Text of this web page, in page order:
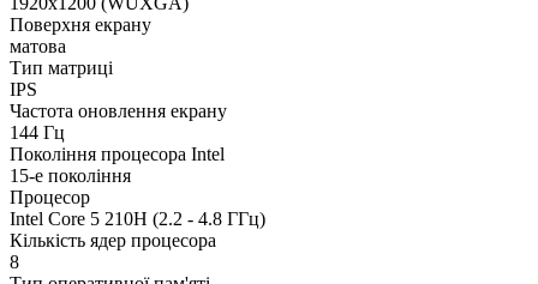
Поверхня екрану
матова
Тип матриці
IPS
Частота оновлення екрану
144 Гц
Покоління процесора Intel
15-е покоління
Процесор
Intel Core 5 210H (2.2 - 4.8 ГГц)
Кількість ядер процесора
8